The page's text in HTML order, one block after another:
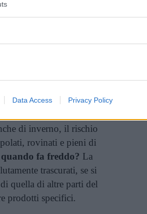
Data Access Privacy Policy
di inverno, il rischio
rovinati e pieni di
fa freddo? La
trascurati, se si
quella di altre parti del
prodotti specifici.